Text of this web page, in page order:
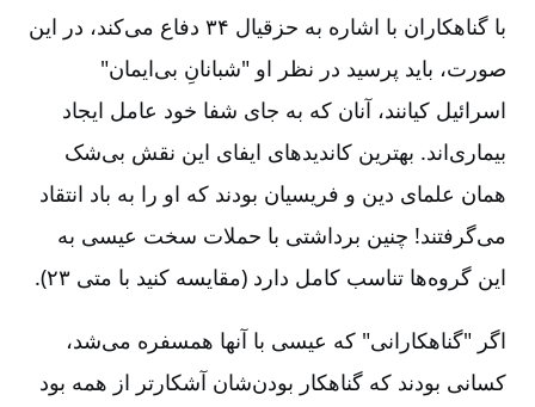
با گناهکاران با اشاره به حزقیال ۳۴ دفاع می‌کند، در این
صورت، باید پرسید در نظر او "شبانانِ بی‌ایمان"
اسرائیل کیانند، آنان که به جای شفا خود عامل ایجاد
بیماری‌اند. بهترین کاندیدهای ایفای این نقش بی‌شک
همان علمای دین و فریسیان بودند که او را به باد انتقاد
می‌گرفتند! چنین برداشتی با حملات سخت عیسی به
این گروه‌ها تناسب کامل دارد (مقایسه کنید با متی ۲۳).
اگر "گناهکارانی" که عیسی با آنها همسفره می‌شد،
کسانی بودند که گناهکار بودن‌شان آشکارتر از همه بود